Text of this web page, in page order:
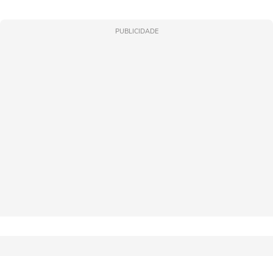
PUBLICIDADE